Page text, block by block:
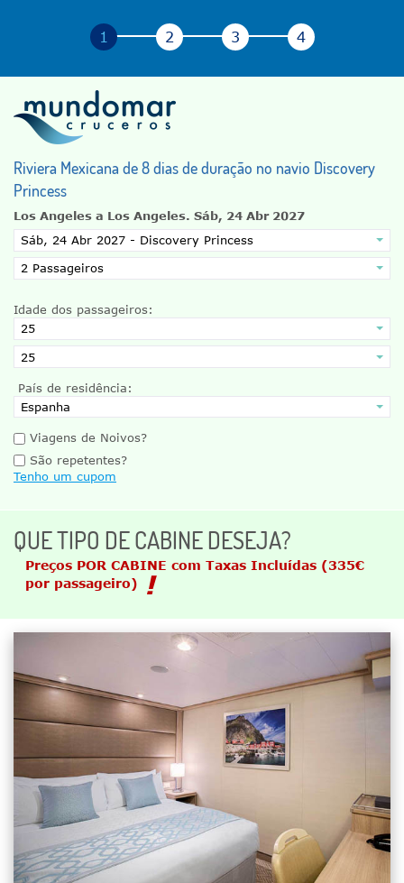
Riviera Mexicana de 8 dias de duração no navio Discovery
Princess
Los Angeles a Los Angeles. Sáb, 24 Abr 2027
Idade dos passageiros:
País de residência:
Viagens de Noivos?
São repetentes?
Tenho um cupom
QUE TIPO DE CABINE DESEJA?
Preços POR CABINE com Taxas Incluídas (335€
por passageiro)